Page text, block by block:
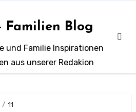
Familien Blog
und Familie Inspirationen
aus unserer Redakion
11